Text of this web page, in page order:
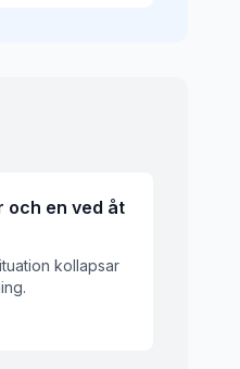
och en ved åt
kollapsar